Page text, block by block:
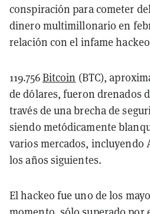
conspiración para cometer
dinero multimillonario en
relación con el infame
119.756Bitcoin (BTC),
de dólares, fueron drenados
través de una brecha de
siendo metódicamente
varios mercados, incluyendo
los años siguientes.
El hackeo fue uno de los